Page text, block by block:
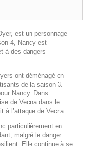
est un personnage
4, Nancy est
à des dangers
ont déménagé en
de la saison 3.
Nancy. Dans
de Vecna dans le
à l’attaque de Vecna.
particulièrement en
malgré le danger
Elle continue à se